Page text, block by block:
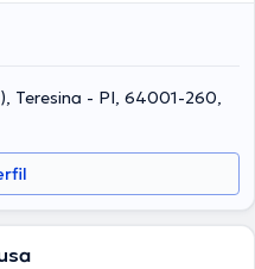
Teresina - PI, 64001-260,